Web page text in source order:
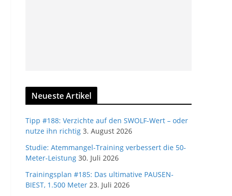
Neueste Artikel
Tipp #188: Verzichte auf den SWOLF-Wert – oder
nutze ihn richtig 3. August 2026
Studie: Atemmangel-Training verbessert die 50-
Meter-Leistung 30. Juli 2026
Trainingsplan #185: Das ultimative PAUSEN-
BIEST, 1.500 Meter 23. Juli 2026